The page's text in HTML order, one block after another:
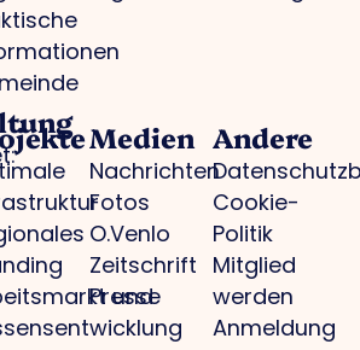
und
Medien
Nachrichten
Fotos
O.Venlo
Zeitschrift
Presse
Andere
Cookie-
Politik
Mitglied
werden
Anmeldung